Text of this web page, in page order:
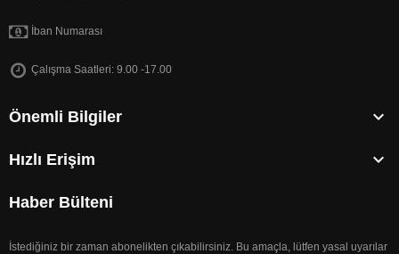
İban Numarası
Çalışma Saatleri: 9.00 -17.00
Önemli Bilgiler 
Hızlı Erişim 
Haber Bülteni
İstediğiniz bir zaman abonelikten çıkabilirsiniz. Bu amaçla, lütfen yasal uyarılar